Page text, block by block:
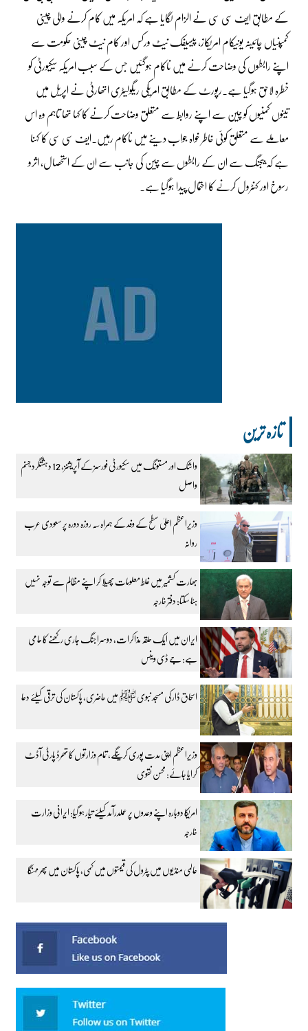
کے مطابق ایف سی سی نے الزام لگایا ہے کہ امریکہ میں کام کرنے والی چینی
کمپنیاں چائینہ یونیکام امریکاز، پیسیفک نیٹ ورکس اور کام نیٹ چینی حکومت سے
اپنے رابطوں کی وضاحت کرنے میں ناکام ہوگئیں جس کے سبب امریکہ سیکیورٹی کو
خطرہ لاحق ہوگیا ہے۔رپورٹ کے مطابق امریکی ریگولیٹری اتھارٹی نے اپریل میں
تینوں کمنیوں کو چین سے اپنے روابط سے متعلق وضاحت کرنے کا کہا تھا تاہم وہ اس
معاملے سے متعلق کوئی خاطر خواہ جواب دینے میں ناکام رہیں۔ایف سی سی کا کہنا
ہے کہ بیجنگ سے ان کے رابطوں سے چین کی جانب سے ان کے استحصال، اثرو
رسوخ اور کنٹرول کرنے کا احتمال پیدا ہوگیا ہے۔
تازہ ترین
واشک اور مستونگ میں سکیورٹی فورسز کے آپریشنز، 12 دہشتگرد جہنم
واصل
وزیراعظم اعلیٰ سطح کے وفد کے ہمراہ سہ روزہ دورہ پر سعودی عرب
روانہ
بھارت کشمیر میں غلط معلومات پھیلا کر اپنے مظالم سے توجہ نہیں
ہٹا سکتا: دفتر خارجہ
ایران میں ایک حلقہ مذاکرات، دوسرا جنگ جاری رکھنے کا حامی
ہے: جے ڈی وینس
اسحاق ڈار کی مسجد نبوی ﷺ میں حاضری، پاکستان کی ترقی کیلئے دعا
وزیراعظم اپنی مدت پوری کرینگے، تمام وزارتوں کا تھرڈ پارٹی آڈٹ
کرایا جائے: محسن نقوی
امریکا دوبارہ اپنے وعدوں پر عملدرآمد کیلئے تیار ہو گیا: ایرانی وزارت
خارجہ
عالمی منڈیوں میں پٹرول کی قیمتوں میں کمی، پاکستان میں پھر مہنگا